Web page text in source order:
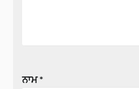
ਨਾਮ*